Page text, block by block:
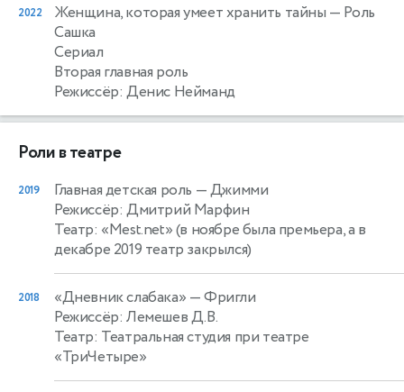
2022 Женщина, которая умеет хранить тайны — Роль
Сашка
Сериал
Вторая главная роль
Режиссёр: Денис Нейманд
Роли в театре
2019 Главная детская роль — Джимми
Режиссёр: Дмитрий Марфин
Театр: «Mest.net» (в ноябре была премьера, а в
декабре 2019 театр закрылся)
2018 «Дневник слабака» — Фригли
Режиссёр: Лемешев Д.В.
Театр: Театральная студия при театре
«ТриЧетыре»